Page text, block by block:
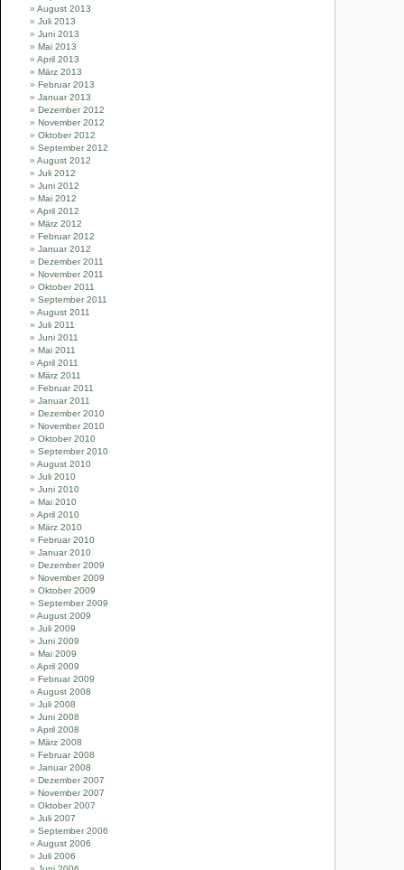
August 2013
Juli 2013
Juni 2013
Mai 2013
April 2013
März 2013
Februar 2013
Januar 2013
Dezember 2012
November 2012
Oktober 2012
September 2012
August 2012
Juli 2012
Juni 2012
Mai 2012
April 2012
März 2012
Februar 2012
Januar 2012
Dezember 2011
November 2011
Oktober 2011
September 2011
August 2011
Juli 2011
Juni 2011
Mai 2011
April 2011
März 2011
Februar 2011
Januar 2011
Dezember 2010
November 2010
Oktober 2010
September 2010
August 2010
Juli 2010
Juni 2010
Mai 2010
April 2010
März 2010
Februar 2010
Januar 2010
Dezember 2009
November 2009
Oktober 2009
September 2009
August 2009
Juli 2009
Juni 2009
Mai 2009
April 2009
Februar 2009
August 2008
Juli 2008
Juni 2008
April 2008
März 2008
Februar 2008
Januar 2008
Dezember 2007
November 2007
Oktober 2007
Juli 2007
September 2006
August 2006
Juli 2006